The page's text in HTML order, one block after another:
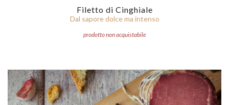
Filetto di Cinghiale
Dal sapore dolce ma intenso
prodotto non acquistabile